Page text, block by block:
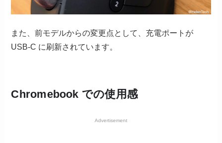
また、前モデルからの変更点として、充電ポートが
USB-C に刷新されています。
Chromebook での使用感
Advertisement